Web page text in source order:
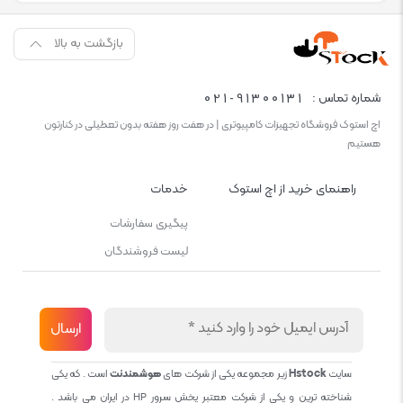
بازگشت به بالا
شماره تماس : 021-91300131
اچ استوک فروشگاه تجهیزات کامپیوتری | در هفت روز هفته بدون تعطیلی در کنارتون
هستیم
راهنمای خرید از اچ استوک خدمات
پیگیری سفارشات
لیست فروشندگان
سایتHstockزیر مجموعه یکی از شرکت هایهوشمندنتاست . که یکی
شناخته ترین و یکی از شرکت معتبر پخش سرور HP در ایران می باشد .